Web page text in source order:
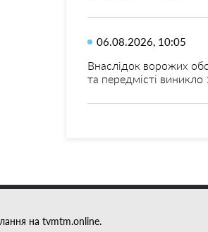
06.08.2026, 10:05
Внаслідок ворожих
та передмісті
на tvmtm.online.